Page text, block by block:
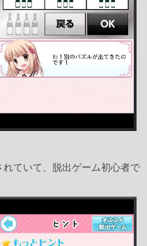
ていて、脱出ゲーム初心者で